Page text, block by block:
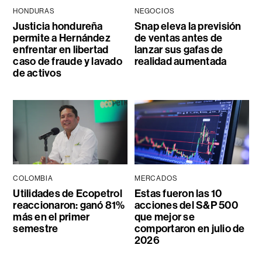
HONDURAS
Justicia hondureña
permite a Hernández
enfrentar en libertad
caso de fraude y lavado
de activos
NEGOCIOS
Snap eleva la previsión
de ventas antes de
lanzar sus gafas de
realidad aumentada
COLOMBIA
Utilidades de Ecopetrol
reaccionaron: ganó 81%
más en el primer
semestre
MERCADOS
Estas fueron las 10
acciones del S&P 500
que mejor se
comportaron en julio de
2026